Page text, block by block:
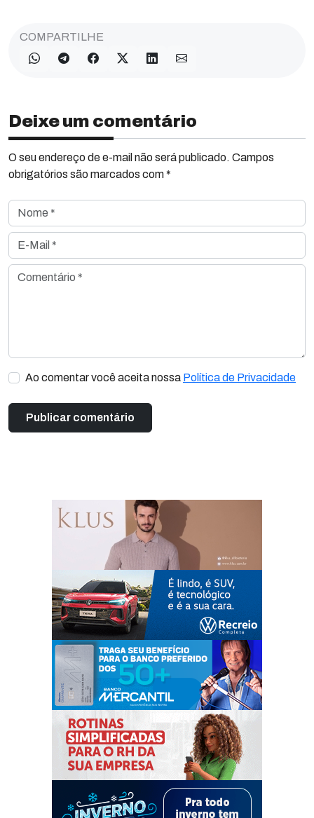
COMPARTILHE
Deixe um comentário
O seu endereço de e-mail não será publicado. Campos
obrigatórios são marcados com *
Nome *
E-Mail *
Comentário *
Ao comentar você aceita nossa Política de Privacidade